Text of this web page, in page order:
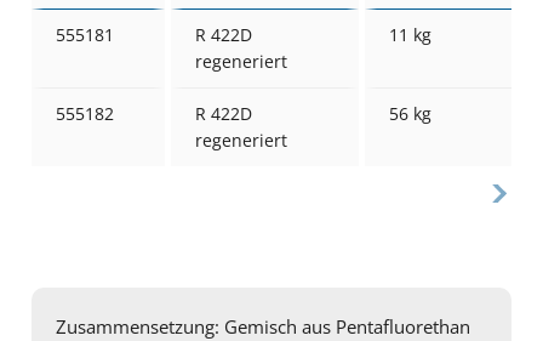
555181
R 422D
regeneriert
11 kg
555182
R 422D
regeneriert
56 kg
Zusammensetzung: Gemisch aus Pentafluorethan